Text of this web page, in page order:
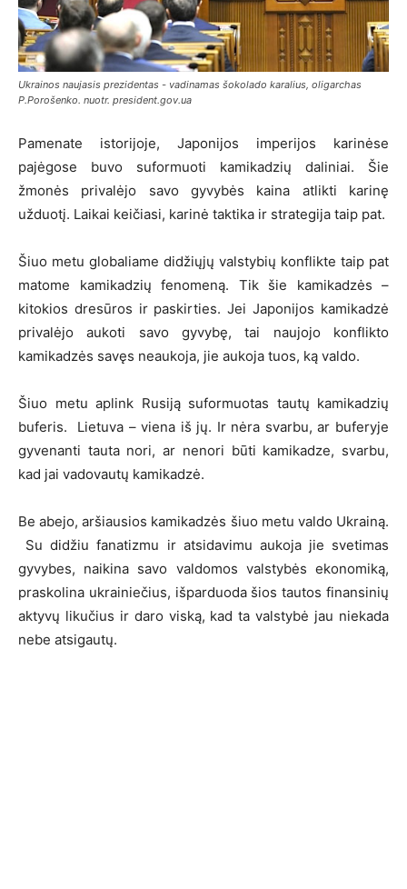
Ukrainos naujasis prezidentas - vadinamas šokolado karalius, oligarchas
P.Porošenko. nuotr. president.gov.ua
Pamenate istorijoje, Japonijos imperijos karinėse
pajėgose buvo suformuoti kamikadzių daliniai. Šie
žmonės privalėjo savo gyvybės kaina atlikti karinę
užduotį. Laikai keičiasi, karinė taktika ir strategija taip pat.
Šiuo metu globaliame didžiųjų valstybių konflikte taip pat
matome kamikadzių fenomeną. Tik šie kamikadzės –
kitokios dresūros ir paskirties. Jei Japonijos kamikadzė
privalėjo aukoti savo gyvybę, tai naujojo konflikto
kamikadzės savęs neaukoja, jie aukoja tuos, ką valdo.
Šiuo metu aplink Rusiją suformuotas tautų kamikadzių
buferis. Lietuva – viena iš jų. Ir nėra svarbu, ar buferyje
gyvenanti tauta nori, ar nenori būti kamikadze, svarbu,
kad jai vadovautų kamikadzė.
Be abejo, aršiausios kamikadzės šiuo metu valdo Ukrainą.
Su didžiu fanatizmu ir atsidavimu aukoja jie svetimas
gyvybes, naikina savo valdomos valstybės ekonomiką,
praskolina ukrainiečius, išparduoda šios tautos finansinių
aktyvų likučius ir daro viską, kad ta valstybė jau niekada
nebe atsigautų.